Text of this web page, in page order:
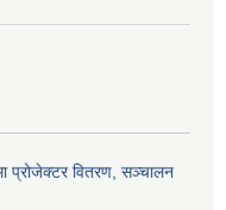
प्रोजेक्टर वितरण, सञ्चालन